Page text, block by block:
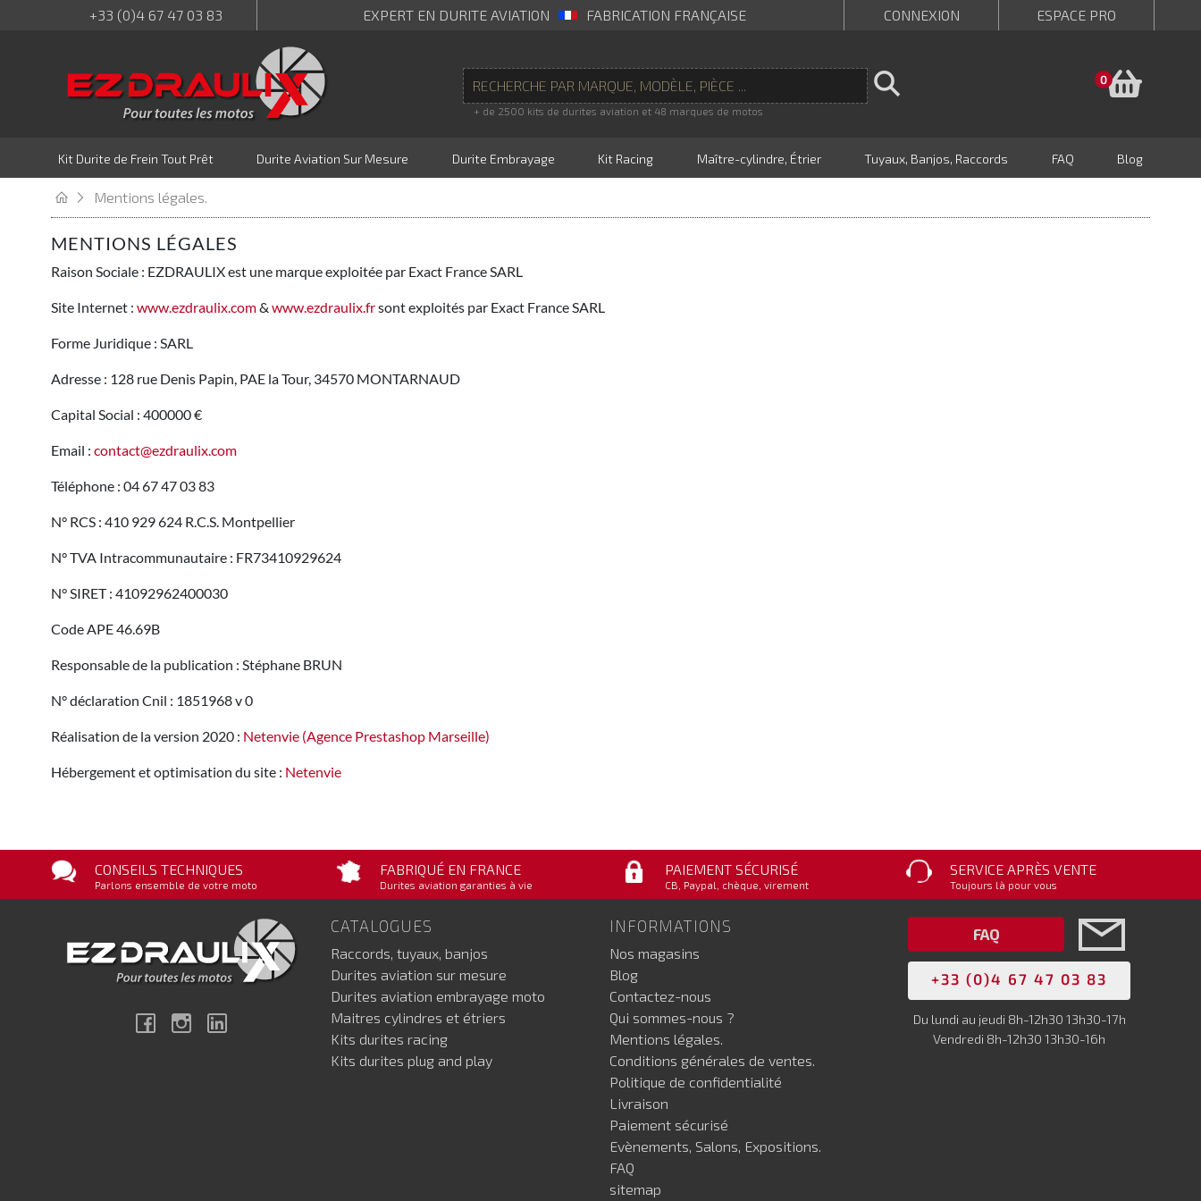
+33 (0)4 67 47 03 83 EXPERT EN DURITE AVIATION FABRICATION FRANÇAISE CONNEXION ESPACE PRO
+ de 2500 kits de durites aviation et 48 marques de motos
0
Kit Durite de Frein Tout Prêt Durite Aviation Sur Mesure Durite Embrayage Kit Racing Maître-cylindre, Étrier Tuyaux, Banjos, Raccords FAQ Blog
Mentions légales.
MENTIONS LÉGALES
Raison Sociale : EZDRAULIX est une marque exploitée par Exact France SARL
Site Internet : www.ezdraulix.com& www.ezdraulix.frsont exploités par Exact France SARL
Forme Juridique : SARL
Adresse : 128 rue Denis Papin, PAE la Tour, 34570 MONTARNAUD
Capital Social : 400000 €
Email : contact@ezdraulix.com
Téléphone : 04 67 47 03 83
N° RCS : 410 929 624 R.C.S. Montpellier
N° TVA Intracommunautaire : FR73410929624
N° SIRET : 41092962400030
Code APE 46.69B
Responsable de la publication : Stéphane BRUN
N° déclaration Cnil : 1851968 v 0
Réalisation de la version 2020 : Netenvie (Agence Prestashop Marseille)
Hébergement et optimisation du site : Netenvie
CONSEILS TECHNIQUES
Parlons ensemble de votre moto
FABRIQUÉ EN FRANCE
Durites aviation garanties à vie
PAIEMENT SÉCURISÉ
CB, Paypal, chèque, virement
SERVICE APRÈS VENTE
Toujours là pour vous
FacebookInstagram
CATALOGUES
Raccords, tuyaux, banjos
Durites aviation sur mesure
Durites aviation embrayage moto
Maitres cylindres et étriers
Kits durites racing
Kits durites plug and play
INFORMATIONS
Nos magasins
Blog
Contactez-nous
Qui sommes-nous ?
Mentions légales.
Conditions générales de ventes.
Politique de confidentialité
Livraison
Paiement sécurisé
Evènements, Salons, Expositions.
FAQ
sitemap
FAQ
+33 (0)4 67 47 03 83
Du lundi au jeudi 8h-12h30 13h30-17h
Vendredi 8h-12h30 13h30-16h